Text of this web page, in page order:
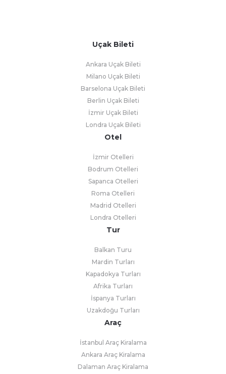
Uçak Bileti
Ankara Uçak Bileti
Milano Uçak Bileti
Barselona Uçak Bileti
Berlin Uçak Bileti
İzmir Uçak Bileti
Londra Uçak Bileti
Otel
İzmir Otelleri
Bodrum Otelleri
Sapanca Otelleri
Roma Otelleri
Madrid Otelleri
Londra Otelleri
Tur
Balkan Turu
Mardin Turları
Kapadokya Turları
Afrika Turları
İspanya Turları
Uzakdoğu Turları
Araç
İstanbul Araç Kiralama
Ankara Araç Kiralama
Dalaman Araç Kiralama